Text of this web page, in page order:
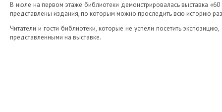
В июле на первом этаже библиотеки демонстрировалась выставка
представлены издания, по которым можно проследить всю историю
Читатели и гости библиотеки, которые не успели посетить
представленными на выставке.